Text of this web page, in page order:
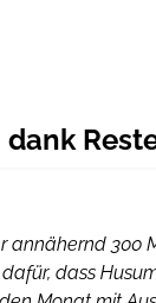
dank
annähernd
dass